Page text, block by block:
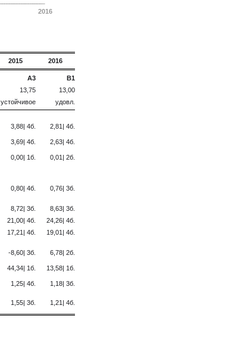
2016
2015
2016
A3
B1
13,75
13,00
устойчивое
удовл.
3,88| 4б.
2,81| 4б.
3,69| 4б.
2,63| 4б.
0,00| 1б.
0,01| 2б.
0,80| 4б.
0,76| 3б.
8,72| 3б.
8,63| 3б.
21,00| 4б.
24,26| 4б.
17,21| 4б.
19,01| 4б.
-8,60| 3б.
6,78| 2б.
44,34| 1б.
13,58| 1б.
1,25| 4б.
1,18| 3б.
1,55| 3б. 1,21| 4б.